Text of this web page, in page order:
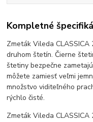
Kompletné
Zmeták Vileda
druhom štetín. Čierne
štetiny bezpečne
môžete zamiesť veľmi
množstvo viditeľného
rýchlo čisté.
Zmeták Vileda